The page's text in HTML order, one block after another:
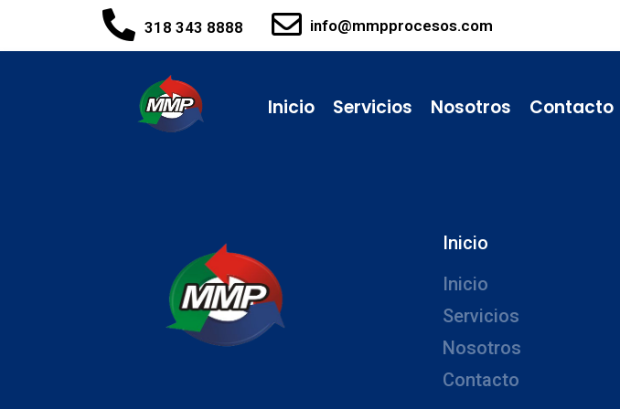
318 343 8888 info@mmpprocesos.com
Inicio Servicios Nosotros Contacto
Inicio
Inicio
Servicios
Nosotros
Contacto